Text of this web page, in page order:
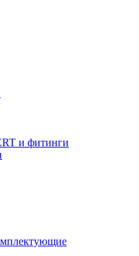
и фитинги